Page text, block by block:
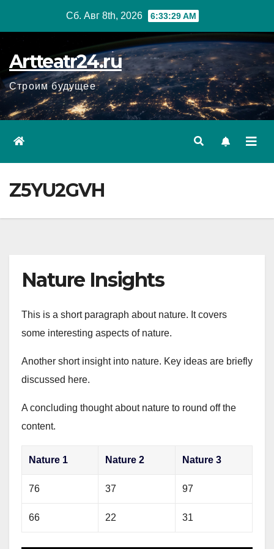
Сб. Авг 8th, 2026 6:33:30 AM
Artteatr24.ru
Строим будущее
Z5YU2GVH
Nature Insights
This is a short paragraph about nature. It covers
some interesting aspects of nature.
Another short insight into nature. Key ideas are briefly
discussed here.
A concluding thought about nature to round off the
content.
Nature 1 Nature 2 Nature 3
76 37 97
66 22 31